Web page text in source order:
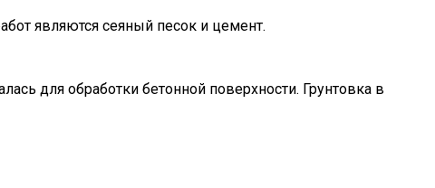
являются сеяный песок и цемент.
для обработки бетонной поверхности. Грунтовка в